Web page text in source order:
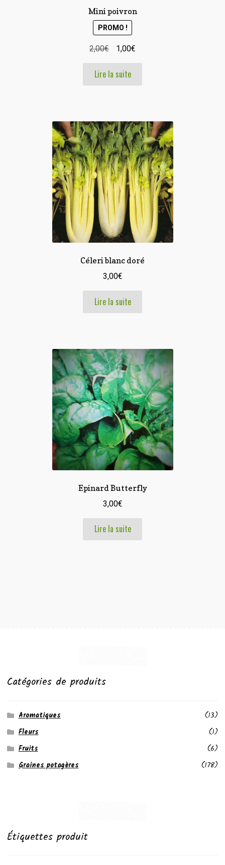
Mini poivron
PROMO !
2,00€
Le
prix
initial
était :
1,00€Le
prix
est :
Lire la suite
Céleri blanc doré
3,00€
Lire la suite
Epinard Butterfly
3,00€
Lire la suite
Catégories de produits
Aromatiques
(13)
Fleurs
(1)
Fruits
(6)
Graines potagères
(178)
Étiquettes produit